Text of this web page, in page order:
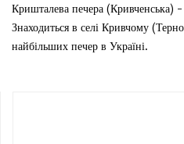
Кришталева печера (Кривченська) -
Знаходиться в селі Кривчому
найбільших печер в Україні.